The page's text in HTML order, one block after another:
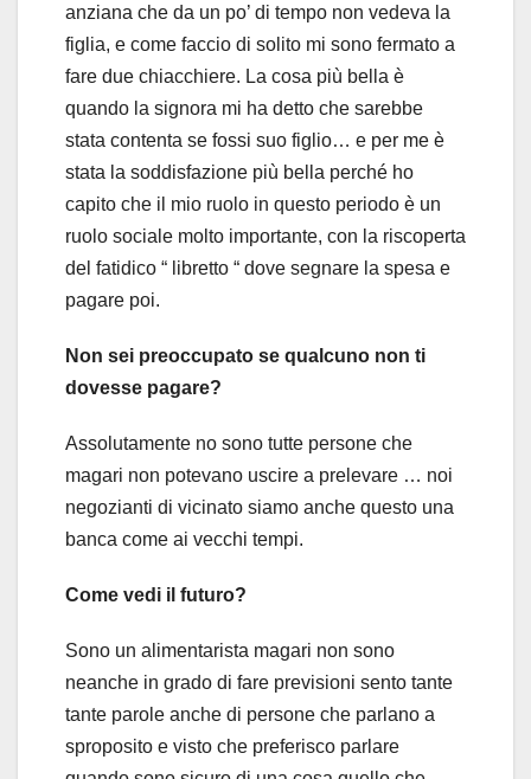
anziana che da un po’ di tempo non vedeva la
figlia, e come faccio di solito mi sono fermato a
fare due chiacchiere. La cosa più bella è
quando la signora mi ha detto che sarebbe
stata contenta se fossi suo figlio… e per me è
stata la soddisfazione più bella perché ho
capito che il mio ruolo in questo periodo è un
ruolo sociale molto importante, con la riscoperta
del fatidico “ libretto “ dove segnare la spesa e
pagare poi.
Non sei preoccupato se qualcuno non ti
dovesse pagare?
Assolutamente no sono tutte persone che
magari non potevano uscire a prelevare … noi
negozianti di vicinato siamo anche questo una
banca come ai vecchi tempi.
Come vedi il futuro?
Sono un alimentarista magari non sono
neanche in grado di fare previsioni sento tante
tante parole anche di persone che parlano a
sproposito e visto che preferisco parlare